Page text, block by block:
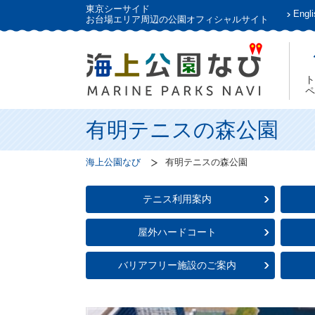
東京シーサイド
お台場エリア周辺の公園オフィシャルサイト
有明テニスの森公園
海上公園なび 有明テニスの森公園
テニス利用案内
屋外ハードコート
バリアフリー施設のご案内